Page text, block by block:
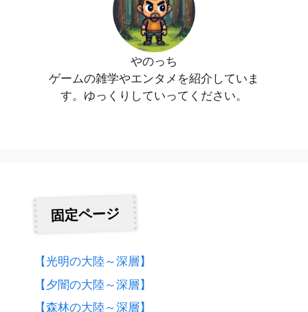
やのっち
ゲームの雑学やエンタメを紹介していま
す。ゆっくりしていってください。
固定ページ
【光明の大陸～深層】
【夕闇の大陸～深層】
【森林の大陸～深層】